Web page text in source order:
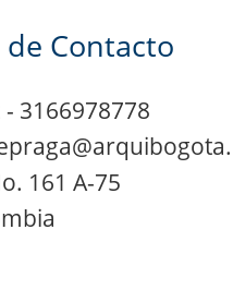
Contacto
3166978778
161 A-75